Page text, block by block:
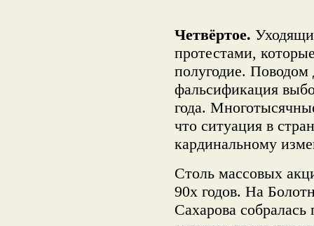
Четвёртое.
протестами,
полугодие.
фальсификация
года.
что ситуация в
кардинальному
Столь массовых
90х годов. На
Сахарова